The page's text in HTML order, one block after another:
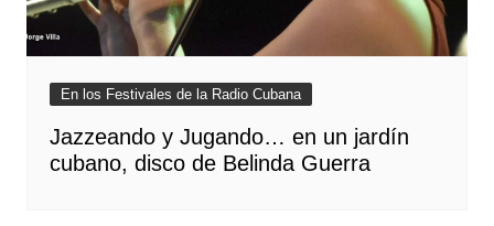
En los Festivales de la Radio Cubana
Jazzeando y Jugando… en un jardín
cubano, disco de Belinda Guerra